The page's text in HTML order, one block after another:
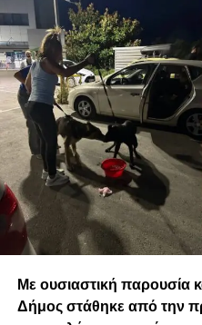
Με ουσιαστική παρουσία
Δήμος στάθηκε από την